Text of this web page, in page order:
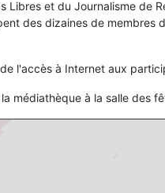
Libres et du Journalisme de
des dizaines de membres
l'accès à Internet aux
médiathèque à la salle des